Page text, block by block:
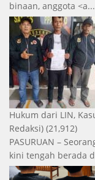
binaan, anggota <a...
Hukum dari LIN,
Redaksi) (21,912)
PASURUAN –
kini tengah berada